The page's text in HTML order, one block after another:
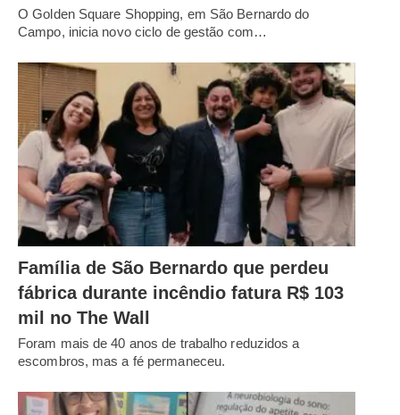
O Golden Square Shopping, em São Bernardo do
Campo, inicia novo ciclo de gestão com…
Família de São Bernardo que perdeu
fábrica durante incêndio fatura R$ 103
mil no The Wall
Foram mais de 40 anos de trabalho reduzidos a
escombros, mas a fé permaneceu.